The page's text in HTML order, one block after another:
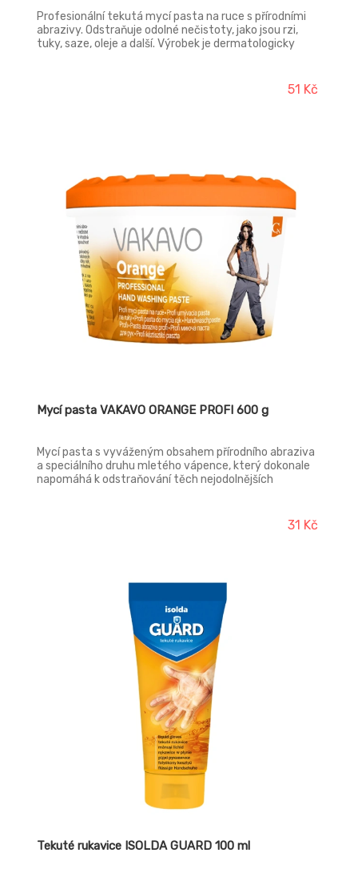
Profesionální tekutá mycí pasta na ruce s přírodními
abrazivy. Odstraňuje odolné nečistoty, jako jsou rzi,
tuky, saze, oleje a další. Výrobek je dermatologicky
51 Kč
Mycí pasta VAKAVO ORANGE PROFI 600 g
Mycí pasta s vyváženým obsahem přírodního abraziva
a speciálního druhu mletého vápence, který dokonale
napomáhá k odstraňování těch nejodolnějších
vhodný pro pracovníky ve stavebnictví, zemědělství,
31 Kč
Tekuté rukavice ISOLDA GUARD 100 ml